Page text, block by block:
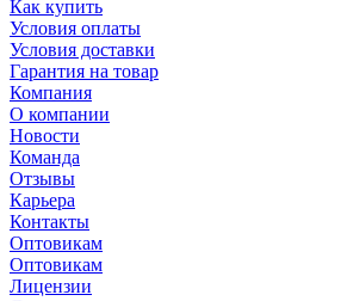
Как купить
Условия оплаты
Условия доставки
Гарантия на товар
Компания
О компании
Новости
Команда
Отзывы
Карьера
Контакты
Оптовикам
Оптовикам
Лицензии